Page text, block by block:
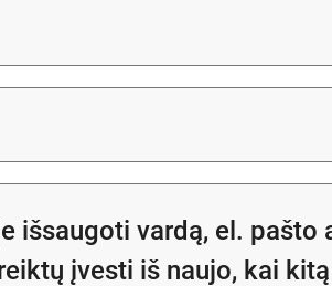
išsaugoti vardą, el. pašto
įvesti iš naujo, kai